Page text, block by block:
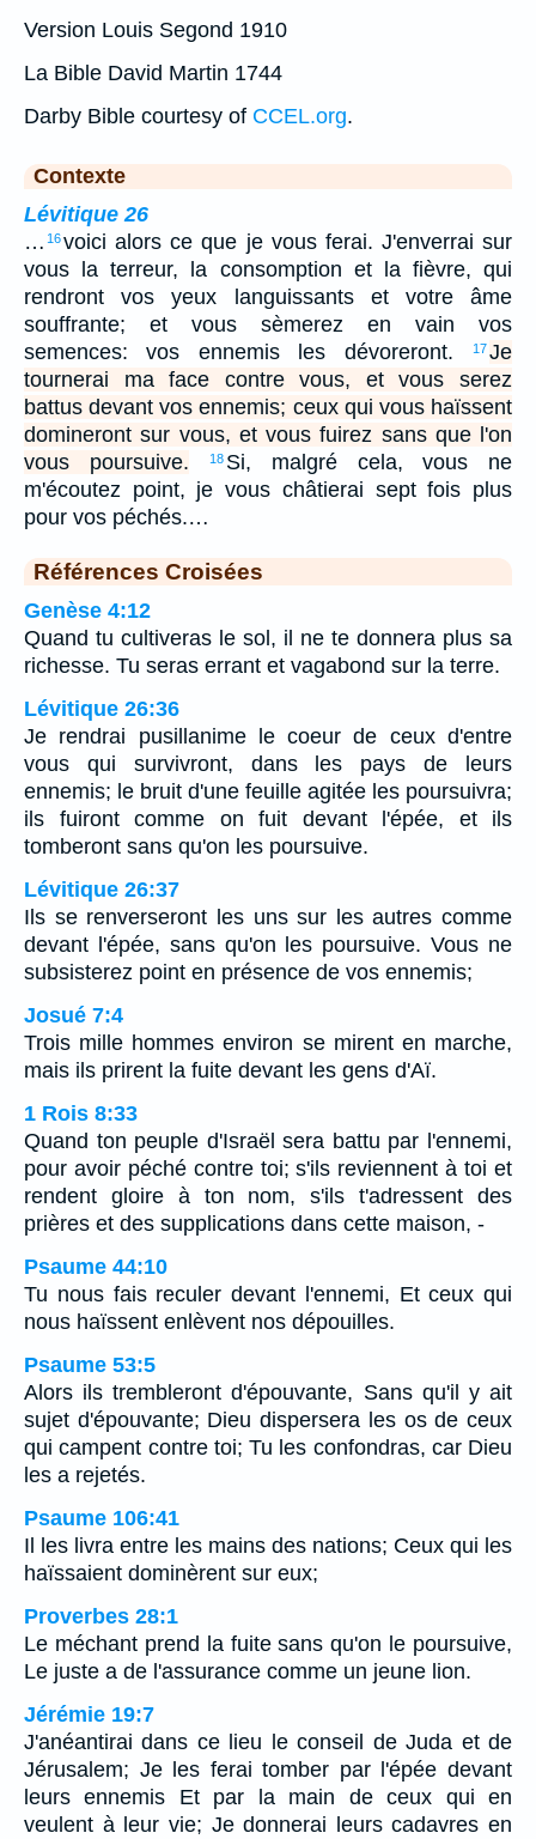
Version Louis Segond 1910
La Bible David Martin 1744
Darby Bible courtesy of CCEL.org.
Contexte
Lévitique 26
… 16voici alors ce que je vous ferai. J'enverrai sur
vous la terreur, la consomption et la fièvre, qui
rendront vos yeux languissants et votre âme
souffrante; et vous sèmerez en vain vos
semences: vos ennemis les dévoreront.
17Je
tournerai ma face contre vous, et vous serez
battus devant vos ennemis; ceux qui vous haïssent
domineront sur vous, et vous fuirez sans que l'on
vous poursuive.
18 Si, malgré cela, vous ne
m'écoutez point, je vous châtierai sept fois plus
pour vos péchés.…
Références Croisées
Genèse 4:12
Quand tu cultiveras le sol, il ne te donnera plus sa
richesse. Tu seras errant et vagabond sur la terre.
Lévitique 26:36
Je rendrai pusillanime le coeur de ceux d'entre
vous qui survivront, dans les pays de leurs
ennemis; le bruit d'une feuille agitée les poursuivra;
ils fuiront comme on fuit devant l'épée, et ils
tomberont sans qu'on les poursuive.
Lévitique 26:37
Ils se renverseront les uns sur les autres comme
devant l'épée, sans qu'on les poursuive. Vous ne
subsisterez point en présence de vos ennemis;
Josué 7:4
Trois mille hommes environ se mirent en marche,
mais ils prirent la fuite devant les gens d'Aï.
1 Rois 8:33
Quand ton peuple d'Israël sera battu par l'ennemi,
pour avoir péché contre toi; s'ils reviennent à toi et
rendent gloire à ton nom, s'ils t'adressent des
prières et des supplications dans cette maison, -
Psaume 44:10
Tu nous fais reculer devant l'ennemi, Et ceux qui
nous haïssent enlèvent nos dépouilles.
Psaume 53:5
Alors ils trembleront d'épouvante, Sans qu'il y ait
sujet d'épouvante; Dieu dispersera les os de ceux
qui campent contre toi; Tu les confondras, car Dieu
les a rejetés.
Psaume 106:41
Il les livra entre les mains des nations; Ceux qui les
haïssaient dominèrent sur eux;
Proverbes 28:1
Le méchant prend la fuite sans qu'on le poursuive,
Le juste a de l'assurance comme un jeune lion.
Jérémie 19:7
J'anéantirai dans ce lieu le conseil de Juda et de
Jérusalem; Je les ferai tomber par l'épée devant
leurs ennemis Et par la main de ceux qui en
veulent à leur vie; Je donnerai leurs cadavres en